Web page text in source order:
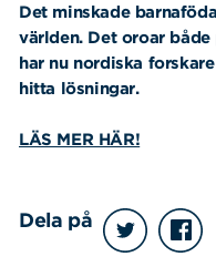
Det minskade
världen. Det oroar
har nu nordiska
hitta lösningar.
LÄS MER HÄR!
Dela på